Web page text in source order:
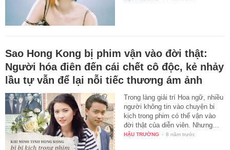
Sao Hong Kong bị phim vận vào đời thật:
Người hóa điên đến cái chết cô độc, kẻ nhảy
lầu tự vẫn để lại nỗi tiếc thương ám ảnh
Trong làng giải trí Hoa ngữ, nhiều
người không tin vào chuyện bi
kịch trong phim có thể vận vào
đời thật của diễn viên. Nhưng…
HẬU TRƯỜNG - 8 năm trước